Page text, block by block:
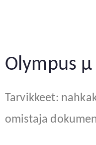
Olympus
Tarvikkeet:
omistaja